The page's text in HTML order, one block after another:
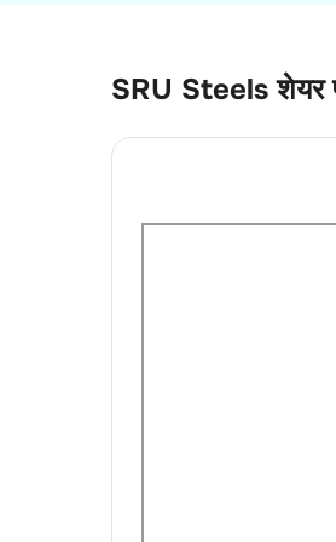
SRU Steels शेयर